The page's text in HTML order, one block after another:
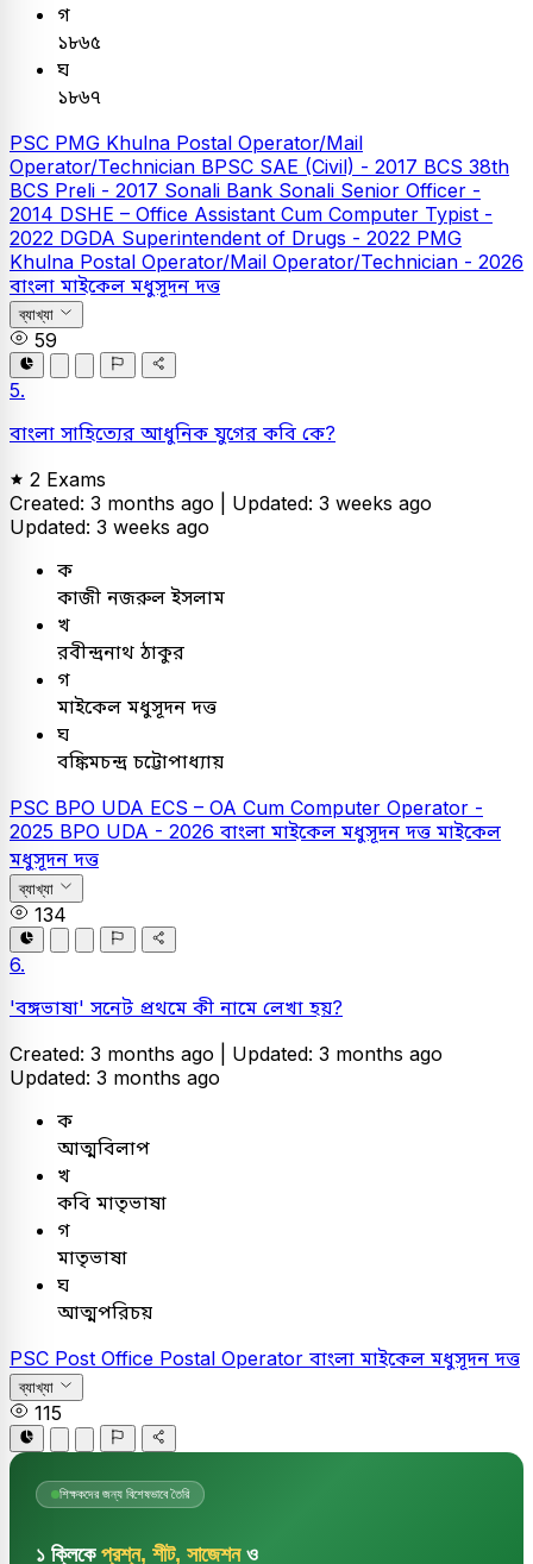
গ
১৮৬৫
ঘ
১৮৬৭
PSC PMG Khulna Postal Operator/Mail
Operator/Technician BPSC SAE (Civil) - 2017 BCS 38th
BCS Preli - 2017 Sonali Bank Sonali Senior Officer -
2014 DSHE – Office Assistant Cum Computer Typist -
2022 DGDA Superintendent of Drugs - 2022 PMG
Khulna Postal Operator/Mail Operator/Technician - 2026
বাংলা মাইকেল মধুসূদন দত্ত
ব্যাখ্যা
59
5.
বাংলা সাহিত্যের আধুনিক যুগের কবি কে?
2 Exams
Created: 3 months ago | Updated: 3 weeks ago
Updated: 3 weeks ago
ক
কাজী নজরুল ইসলাম
খ
রবীন্দ্রনাথ ঠাকুর
গ
মাইকেল মধুসূদন দত্ত
ঘ
বঙ্কিমচন্দ্র চট্টোপাধ্যায়
PSC BPO UDA ECS – OA Cum Computer Operator -
2025 BPO UDA - 2026 বাংলা মাইকেল মধুসূদন দত্ত মাইকেল
মধুসূদন দত্ত
ব্যাখ্যা
134
6.
'বঙ্গভাষা' সনেট প্রথমে কী নামে লেখা হয়?
Created: 3 months ago | Updated: 3 months ago
Updated: 3 months ago
ক
আত্মবিলাপ
খ
কবি মাতৃভাষা
গ
মাতৃভাষা
ঘ
আত্মপরিচয়
PSC Post Office Postal Operator বাংলা মাইকেল মধুসূদন দত্ত
ব্যাখ্যা
115
শিক্ষকদের জন্য বিশেষভাবে তৈরি
১ ক্লিকে প্রশ্ন, শীট, সাজেশনও